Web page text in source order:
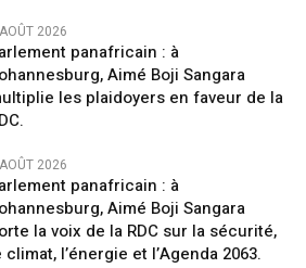
2026
panafricain : à
Aimé Boji Sangara
les plaidoyers en faveur de la
2026
panafricain : à
Aimé Boji Sangara
la voix de la RDC sur la sécurité,
climat, l’énergie et l’Agenda 2063.